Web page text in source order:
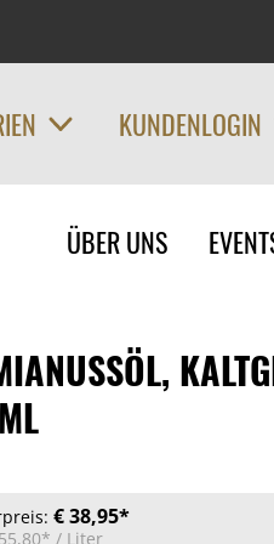
KUNDENLOGIN
Navigation
überspringen
ÜBER UNS
€ 38,95*
/ Liter